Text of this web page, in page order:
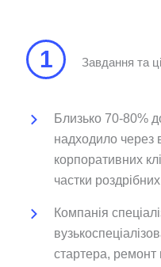
1 Завдання та
Близько 70-80%
надходило через
корпоративних
частки
Компанія
стартера, ремонт